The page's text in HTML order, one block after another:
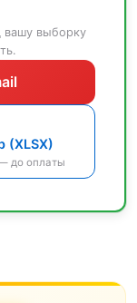
вашу выборку
(XLSX)
до оплаты